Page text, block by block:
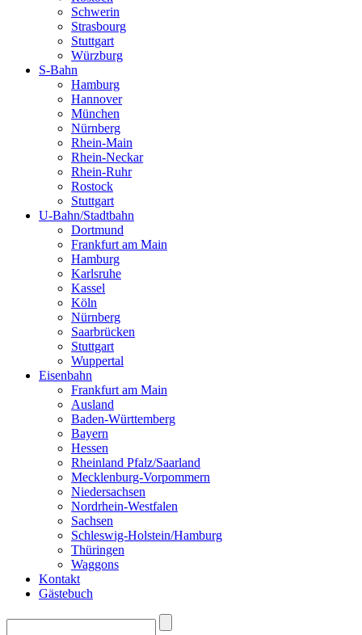
Schwerin
Strasbourg
Stuttgart
Würzburg
S-Bahn
Hamburg
Hannover
München
Nürnberg
Rhein-Main
Rhein-Neckar
Rhein-Ruhr
Rostock
Stuttgart
U-Bahn/Stadtbahn
Dortmund
Frankfurt am Main
Hamburg
Karlsruhe
Kassel
Köln
Nürnberg
Saarbrücken
Stuttgart
Wuppertal
Eisenbahn
Frankfurt am Main
Ausland
Baden-Württemberg
Bayern
Hessen
Rheinland Pfalz/Saarland
Mecklenburg-Vorpommern
Niedersachsen
Nordrhein-Westfalen
Sachsen
Schleswig-Holstein/Hamburg
Thüringen
Waggons
Kontakt
Gästebuch